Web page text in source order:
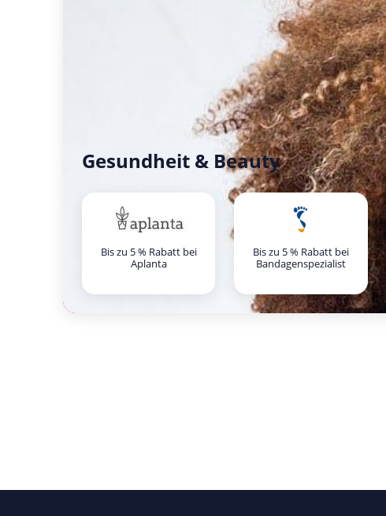
Gesundheit & Beauty
Bis zu 5 % Rabatt bei
Aplanta
Bis zu 5 % Rabatt bei
Bandagenspezialist